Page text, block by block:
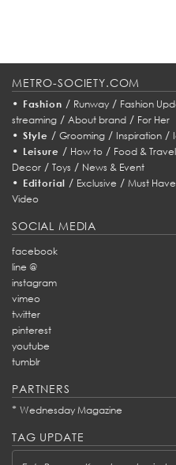
METRO-SOCIETY.COM
• Fashion / Runway/ Fashion
streaming / About brand / For Her
• Style / Grooming/ Inspiration/
• Leisure / How to/ Food & Travel
Decor / Toys / News & Event
• Editorial / Exclusive /Must Have
Video
SOCIAL MEDIA
facebook
line @
instagram
vimeo
twitter
pinterest
youtube
tumblr
PARTNERS
* Wednesday Magazine
TAG UPDATE